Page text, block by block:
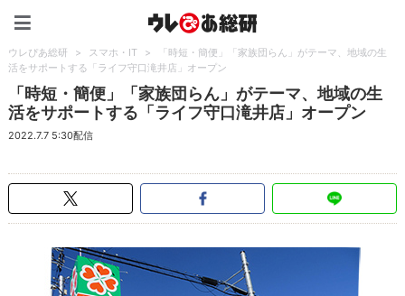
ウレぴあ総研 > スマホ・IT >
「時短・簡便」「家族団らん」がテーマ、地域の生
活をサポートする「ライフ守口滝井店」オープン
「時短・簡便」「家族団らん」がテーマ、地域の生
活をサポートする「ライフ守口滝井店」オープン
2022.7.7 5:30配信